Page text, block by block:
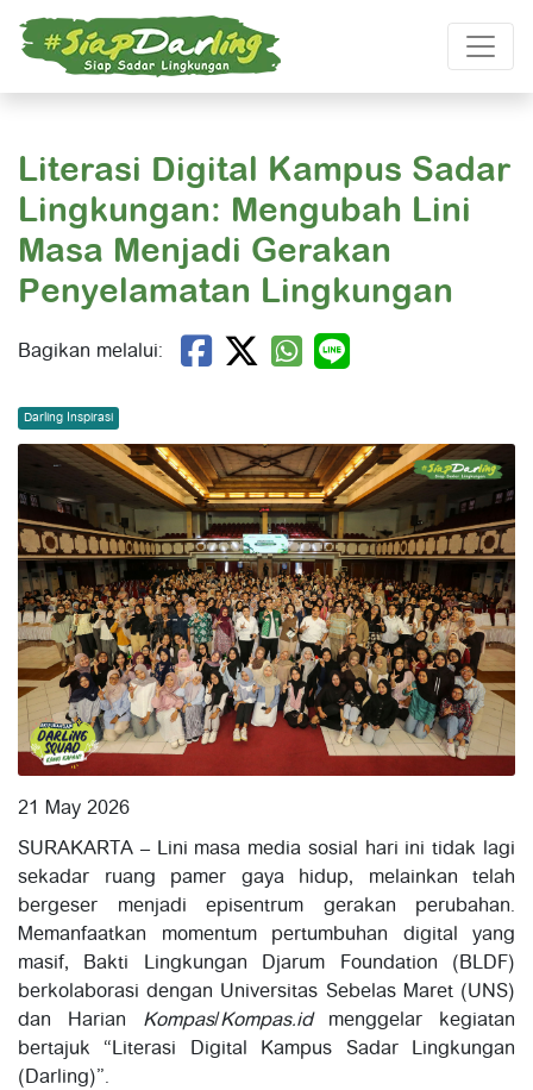
Literasi Digital Kampus Sadar
Lingkungan: Mengubah Lini
Masa Menjadi Gerakan
Penyelamatan Lingkungan
Bagikan melalui:
Darling Inspirasi
21 May 2026
SURAKARTA – Lini masa media sosial hari ini tidak lagi
sekadar ruang pamer gaya hidup, melainkan telah
bergeser menjadi episentrum gerakan perubahan.
Memanfaatkan momentum pertumbuhan digital yang
masif, Bakti Lingkungan Djarum Foundation (BLDF)
berkolaborasi dengan Universitas Sebelas Maret (UNS)
dan Harian Kompas/Kompas.idmenggelar kegiatan
bertajuk “Literasi Digital Kampus Sadar Lingkungan
(Darling)”.